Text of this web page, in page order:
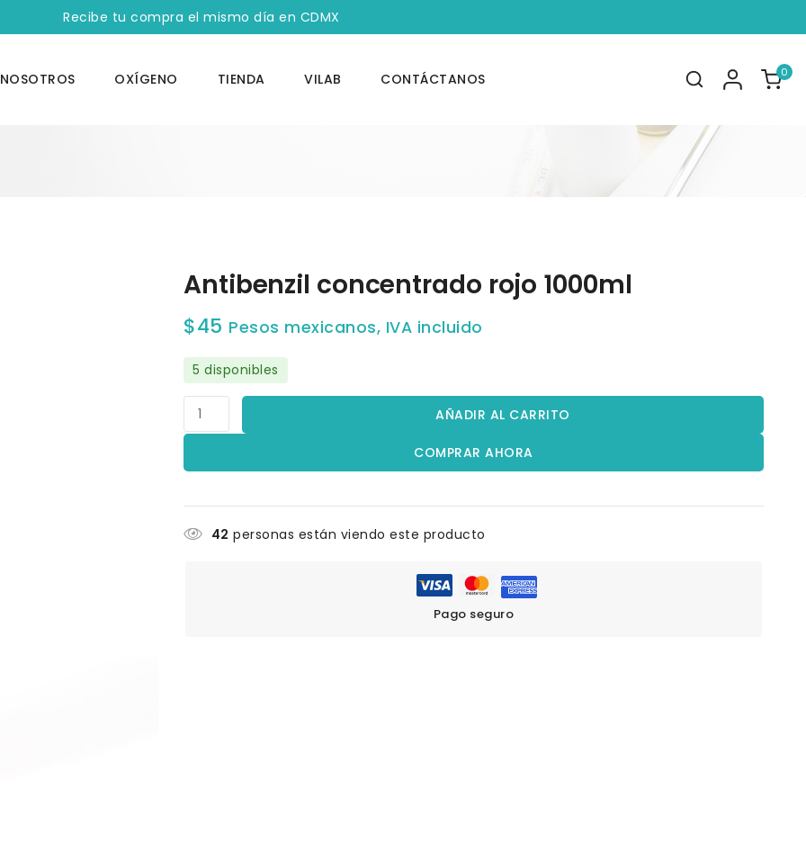
Recibe tu compra el mismo día en CDMX
NOSOTROS OXÍGENO TIENDA VILAB CONTÁCTANOS 0
Antibenzil concentrado rojo 1000ml
$45 Pesos mexicanos, IVA incluido
5 disponibles
AÑADIR AL CARRITO
COMPRAR AHORA
42 personas están viendo este producto
Pago seguro